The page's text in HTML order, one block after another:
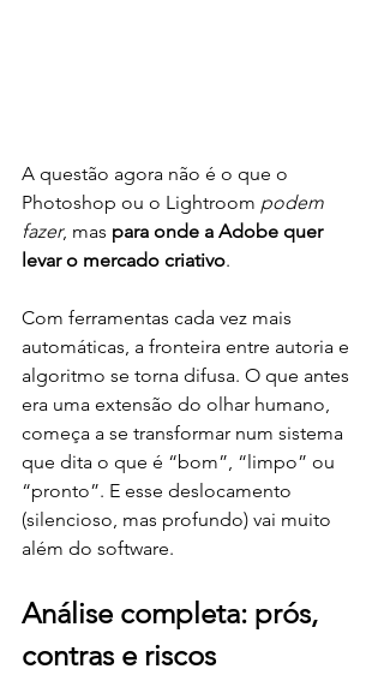
A questão agora não é o que o
Photoshop ou o Lightroom podem
fazer, mas para onde a Adobe quer
levar o mercado criativo.
Com ferramentas cada vez mais
automáticas, a fronteira entre autoria e
algoritmo se torna difusa. O que antes
era uma extensão do olhar humano,
começa a se transformar num sistema
que dita o que é “bom”, “limpo” ou
“pronto”. E esse deslocamento
(silencioso, mas profundo) vai muito
além do software.
Análise completa: prós,
contras e riscos